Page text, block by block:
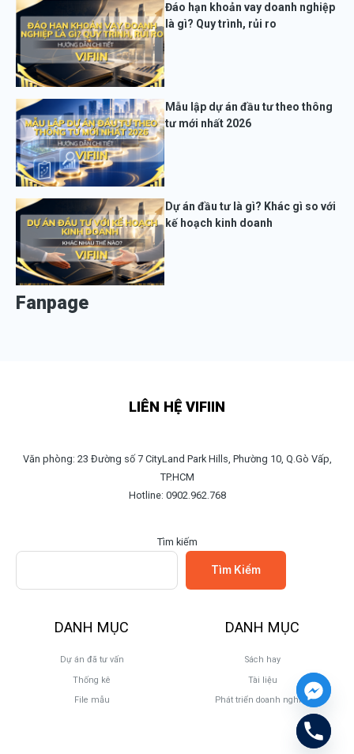
Đáo hạn khoản vay doanh nghiệp
là gì? Quy trình, rủi ro
Mẫu lập dự án đầu tư theo thông
tư mới nhất 2026
Dự án đầu tư là gì? Khác gì so với
kế hoạch kinh doanh
Fanpage
LIÊN HỆ VIFIIN
Văn phòng: 23 Đường số 7 CityLand Park Hills, Phường 10, Q.Gò Vấp,
TP.HCM
Hotline: 0902.962.768
Tìm kiếm
Tìm Kiếm
DANH MỤC
Dự án đã tư vấn
Thống kê
File mẫu
DANH MỤC
Sách hay
Tài liệu
Phát triển doanh nghiệp